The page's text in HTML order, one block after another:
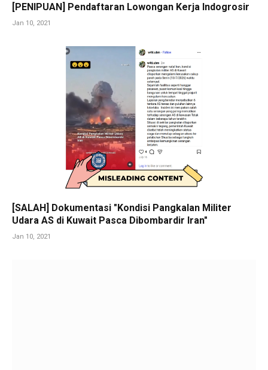
[PENIPUAN] Pendaftaran Lowongan Kerja Indogrosir
Jan 10, 2021
[SALAH] Dokumentasi "Kondisi Pangkalan Militer
Udara AS di Kuwait Pasca Dibombardir Iran"
Jan 10, 2021